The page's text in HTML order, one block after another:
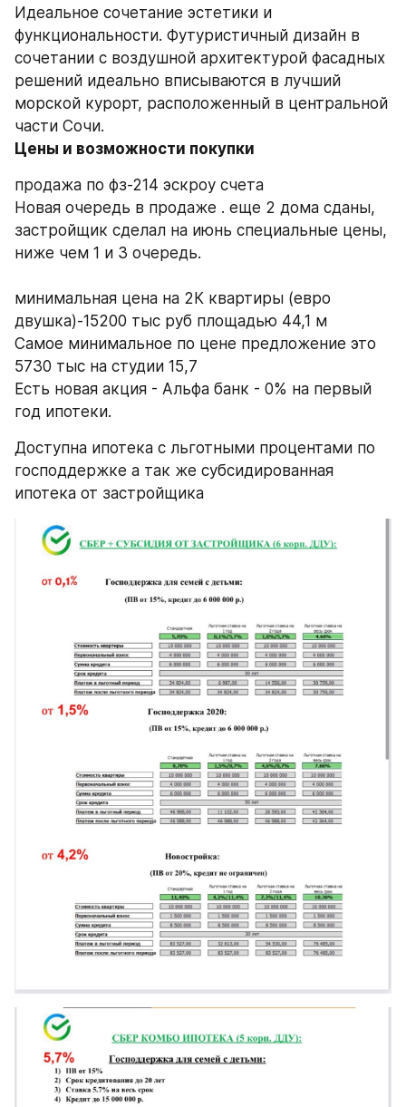
Идеальное сочетание эстетики и
функциональности. Футуристичный дизайн в
сочетании с воздушной архитектурой фасадных
решений идеально вписываются в лучший
морской курорт, расположенный в центральной
части Сочи.
Цены и возможности покупки
продажа по фз-214 эскроу счета
Новая очередь в продаже . еще 2 дома сданы,
застройщик сделал на июнь специальные цены,
ниже чем 1 и 3 очередь.
минимальная цена на 2К квартиры (евро
двушка)-15200 тыс руб площадью 44,1 м
Самое минимальное по цене предложение это
5730 тыс на студии 15,7
Есть новая акция - Альфа банк - 0% на первый
год ипотеки.
Доступна ипотека с льготными процентами по
господдержке а так же субсидированная
ипотека от застройщика